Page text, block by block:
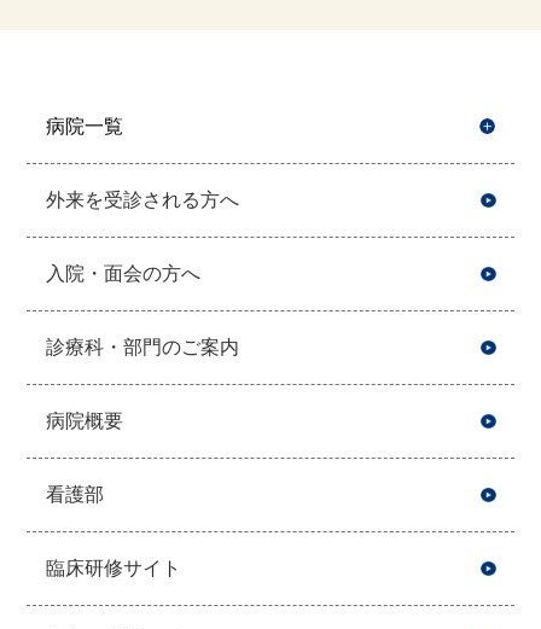
病院一覧
外来を受診される方へ
入院・面会の方へ
診療科・部門のご案内
病院概要
看護部
臨床研修サイト